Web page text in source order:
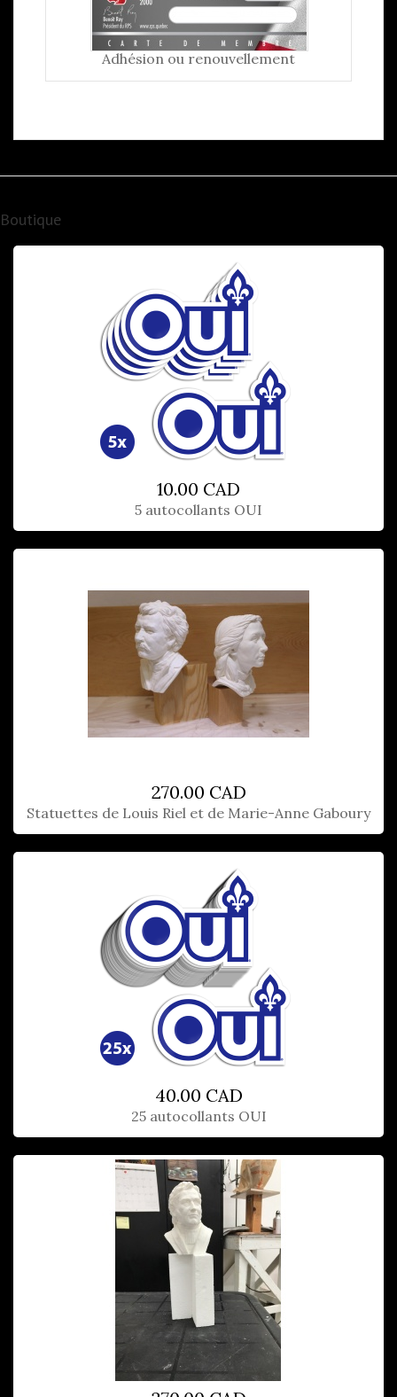
Adhésion ou renouvellement
Boutique
10.00 CAD
5 autocollants OUI
270.00 CAD
Statuettes de Louis Riel et de Marie-Anne Gaboury
40.00 CAD
25 autocollants OUI